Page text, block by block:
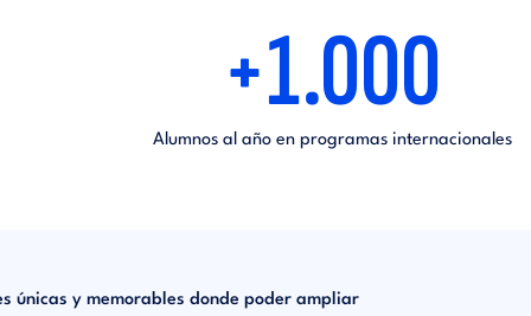
+1.000
Alumnos al año en programas internacionales
únicas y memorables donde poder ampliar